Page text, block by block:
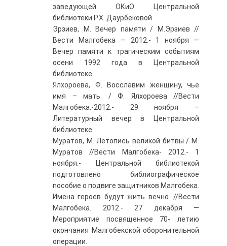
заведующей ОКиО Центральной
библиотеки Р.Х. Даурбековой
Эрзиев, М. Вечер памяти / М.Эрзиев //
Вести Малгобека — 2012.- 1 ноября —
Вечер памяти к трагическим событиям
осени 1992 года в Центральной
библиотеке
Ялхороева, Ф. Восславим женщину, чье
имя – мать. / Ф. Ялхороева //Вести
Малгобека.-2012.- 29 ноября –
Литературный вечер в Центральной
библиотеке.
Муратов, М. Летопись великой битвы / М.
Муратов //Вести Малгобека- 2012.- 1
ноября.- Центральной библиотекой
подготовлено библиографическое
пособие о подвиге защитников Малгобека.
Имена героев будут жить вечно. //Вести
Малгобека. 2012.- 27 декабря —
Мероприятие посвященное 70- летию
окончания Малгобекской оборонительной
операции.